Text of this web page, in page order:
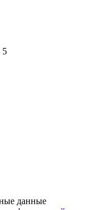
5
данные